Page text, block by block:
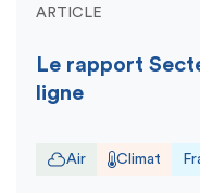
ARTICLE
Le rapport
ligne
Air Climat